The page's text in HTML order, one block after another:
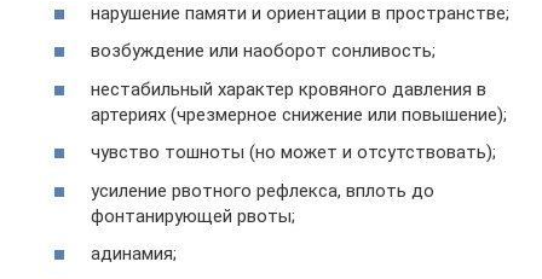
нарушение памяти и ориентации в пространстве;
возбуждение или наоборот сонливость;
нестабильный характер кровяного давления в
артериях (чрезмерное снижение или повышение);
чувство тошноты (но может и отсутствовать);
усиление рвотного рефлекса, вплоть до
фонтанирующей рвоты;
адинамия;